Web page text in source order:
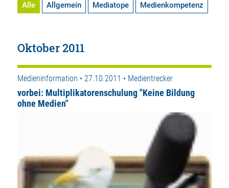
Alle Allgemein Mediatope Medienkompetenz
Oktober 2011
Medieninformation • 27.10.2011 • Medientrecker
vorbei: Multiplikatorenschulung "Keine Bildung
ohne Medien"